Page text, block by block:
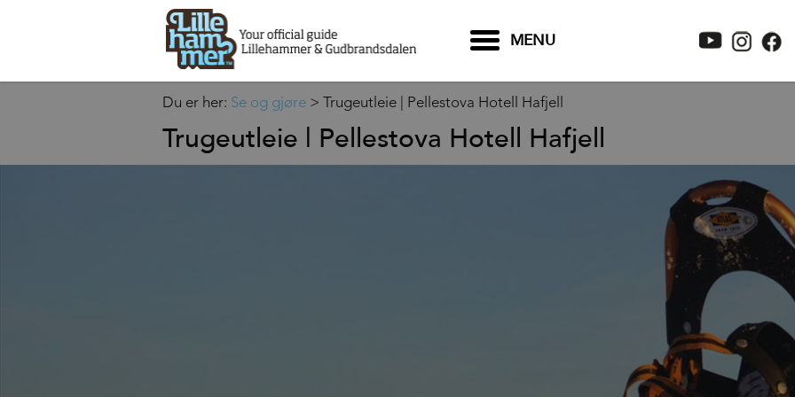
MENU
Du er her: Se og gjøre > Trugeutleie | Pellestova Hotell Hafjell
Trugeutleie | Pellestova Hotell Hafjell